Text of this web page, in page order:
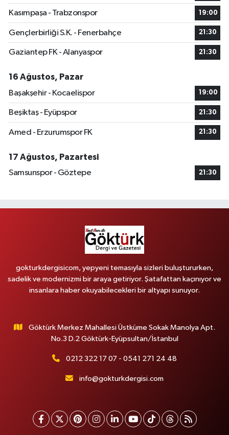
Kasımpaşa - Trabzonspor 19:00
Gençlerbirliği S.K. - Fenerbahçe 21:30
Gaziantep FK - Alanyaspor 21:30
16 Ağustos, Pazar
Başakşehir - Kocaelispor
19:00
Beşiktaş - Eyüpspor 21:30
Amed - Erzurumspor FK 21:30
17 Ağustos, Pazartesi
Samsunspor - Göztepe
21:30
gokturkdergisicom, yepyeni temasıyla sizleri buluştururken,
sadelik ve modernizmi bir araya getiriyor. Şatafattan kaçınıyor ve
insanlara haber okuyabilecekleri bir altyapı sunuyor.
Göktürk Merkez Mahallesi Üstküme Sokak Manolya Apt.
No.3 D.2 Göktürk-Eyüpsultan/İstanbul
0212 322 17 07 - 0541 271 24 48
info@gokturkdergisi.com